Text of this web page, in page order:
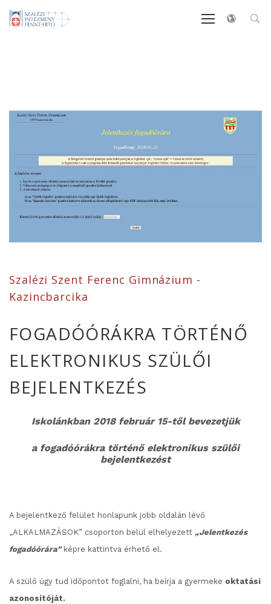
Szalézi Szent Ferenc Gimnázium -
Kazincbarcika
FOGADÓÓRÁKRA TÖRTÉNŐ
ELEKTRONIKUS SZÜLŐI
BEJELENTKEZÉS
Iskolánkban 2018 február 15-től bevezetjük
a fogadóórákra történő elektronikus szülői
bejelentkezést
A bejelentkező felület honlapunk jobb oldalán lévő
„ALKALMAZÁSOK” csoporton belül elhelyezett „Jelentkezés
fogadóórára”képre kattintva érhető el.
A szülő úgy tud időpontot foglalni, ha beírja a gyermeke oktatási
azonosítóját.